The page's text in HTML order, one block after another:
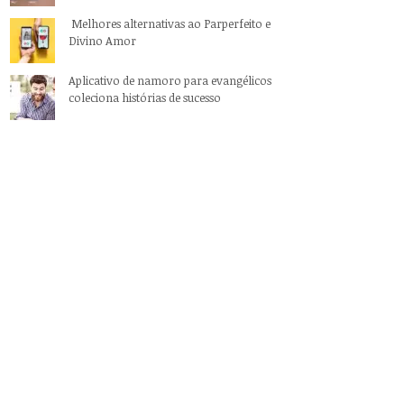
Melhores alternativas ao Parperfeito e
Divino Amor
Aplicativo de namoro para evangélicos
coleciona histórias de sucesso